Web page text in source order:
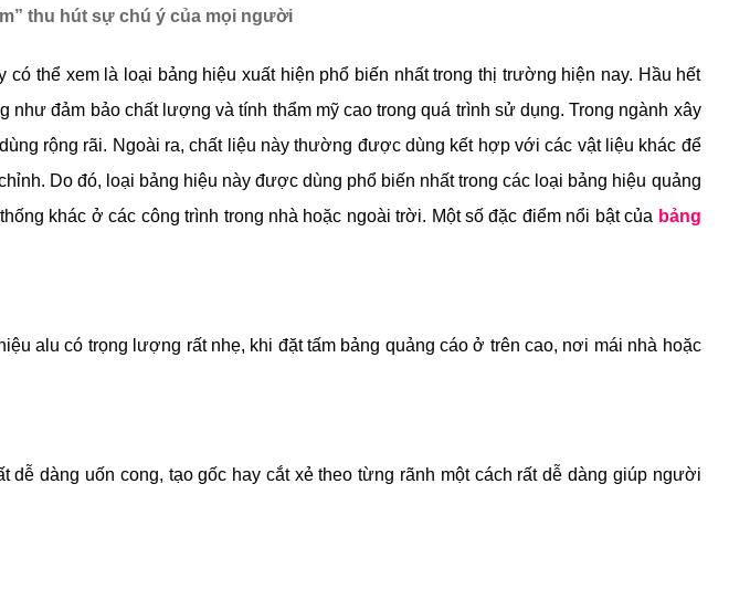
thu hút sự chú ý của mọi người
thể xem là loại bảng hiệu xuất hiện phổ biến nhất trong thị trường hiện nay. Hầu hết
đảm bảo chất lượng và tính thẩm mỹ cao trong quá trình sử dụng. Trong ngành xây
rộng rãi. Ngoài ra, chất liệu này thường được dùng kết hợp với các vật liệu khác để
Do đó, loại bảng hiệu này được dùng phổ biến nhất trong các loại bảng hiệu quảng
khác ở các công trình trong nhà hoặc ngoài trời. Một số đặc điểm nổi bật của bảng
alu có trọng lượng rất nhẹ, khi đặt tấm bảng quảng cáo ở trên cao, nơi mái nhà hoặc
dễ dàng uốn cong, tạo gốc hay cắt xẻ theo từng rãnh một cách rất dễ dàng giúp người